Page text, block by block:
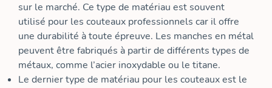
sur le marché. Ce type de matériau est souvent
utilisé pour les couteaux professionnels car il offre
une durabilité à toute épreuve. Les manches en métal
peuvent être fabriqués à partir de différents types de
métaux, comme l’acier inoxydable ou le titane.
Le dernier type de matériau pour les couteaux est le